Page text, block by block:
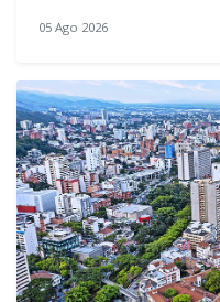
05 Ago 2026